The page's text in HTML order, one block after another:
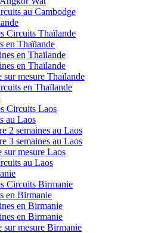
au Cambodge
Circuits Thaïlande
en Thaïlande
en Thaïlande
en Thaïlande
sur mesure Thaïlande
en Thaïlande
Circuits Laos
au Laos
2 semaines au Laos
3 semaines au Laos
sur mesure Laos
au Laos
Circuits Birmanie
en Birmanie
en Birmanie
en Birmanie
sur mesure Birmanie